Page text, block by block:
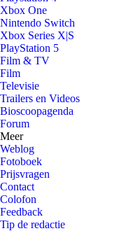
Xbox One
Nintendo Switch
Xbox Series X|S
PlayStation 5
Film & TV
Film
Televisie
Trailers en Videos
Bioscoopagenda
Forum
Meer
Weblog
Fotoboek
Prijsvragen
Contact
Colofon
Feedback
Tip de redactie